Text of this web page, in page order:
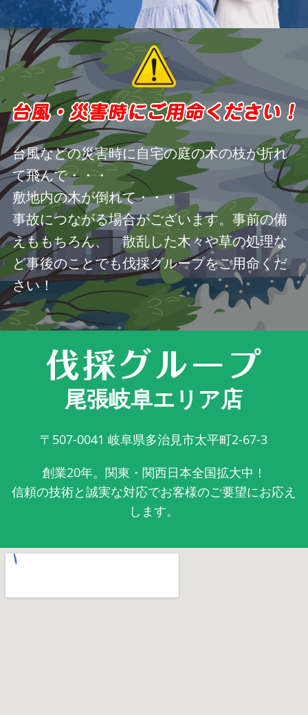
台風などの災害時に自宅の庭の木の枝が折れ
て飛んで・・・
敷地内の木が倒れて・・・
事故につながる場合がございます。事前の備
えももちろん、 散乱した木々や草の処理な
ど事後のことでも伐採グループをご用命くだ
さい！
尾張岐阜エリア店
〒507-0041 岐阜県多治見市太平町2-67-3
創業20年。関東・関西日本全国拡大中！
信頼の技術と誠実な対応でお客様のご要望にお応え
します。